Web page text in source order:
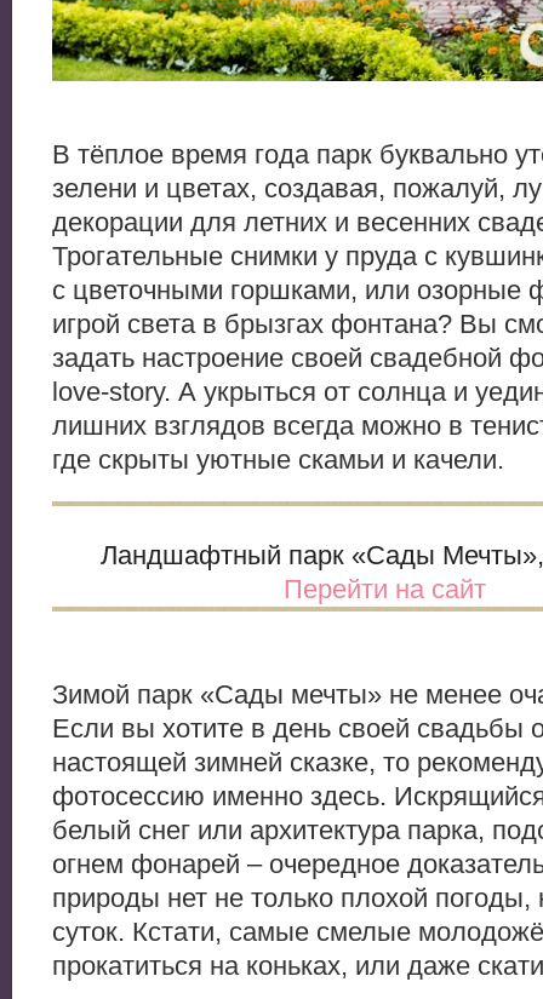
В тёплое время года парк буквально
зелени и цветах, создавая, пожалуй,
декорации для летних и весенних
Трогательные снимки у пруда с
с цветочными горшками, или озорные
игрой света в брызгах фонтана? Вы
задать настроение своей свадебной
love-story. А укрыться от солнца и
лишних взглядов всегда можно в
где скрыты уютные скамьи и качели.
Ландшафтный парк «Сады
Перейти на сайт
Зимой парк «Сады мечты» не менее
Если вы хотите в день своей свадьбы
настоящей зимней сказке, то
фотосессию именно здесь.
белый снег или архитектура парка,
огнем фонарей – очередное
природы нет не только плохой
суток. Кстати, самые смелые
прокатиться на коньках, или даже